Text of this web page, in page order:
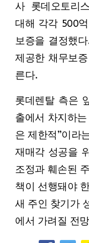
사 롯데오토리
대해 각각 500
보증을 결정했
제공한 채무보
른다.
롯데렌탈 측은
출에서 차지하
은 제한적”이라
재매각 성공을
조정과 훼손된
책이 선행돼야
새 주인 찾기가
에서 가려질 전